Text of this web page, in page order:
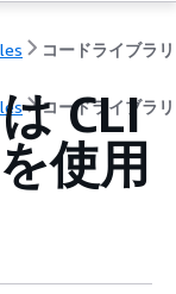
コードライブラリ
コードライブラリ
CLI
使用